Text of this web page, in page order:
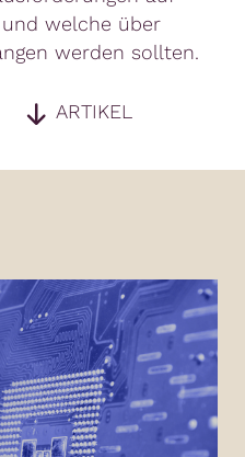
welche über
werden sollten.
ARTIKEL